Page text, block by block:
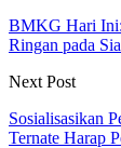
BMKG Hari Ini:
Ringan pada
Next Post
Sosialisasikan
Ternate Harap